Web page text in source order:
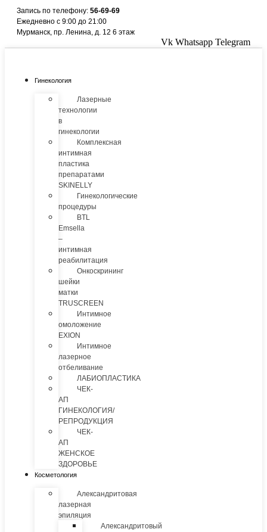
Перейти
содержимому
Запись по телефону: 56-69-69
Ежедневно с 9:00 до 21:00
Мурманск, пр. Ленина, д. 12 6 этаж
Vk Whatsapp Telegram
Гинекология
Лазерные
технологии
в
гинекологии
Комплексная
интимная
пластика
препаратами
SKINELLY
Гинекологические
процедуры
BTL
Emsella
–
интимная
реабилитация
Онкоскрининг
шейки
матки
TRUSCREEN
Интимное
омоложение
EXION
Интимное
лазерное
отбеливание
ЛАБИОПЛАСТИКА
ЧЕК-
АП
ГИНЕКОЛОГИЯ/
РЕПРОДУКЦИЯ
ЧЕК-
АП
ЖЕНСКОЕ
ЗДОРОВЬЕ
Косметология
Александритовая
лазерная
эпиляция
Александритовый